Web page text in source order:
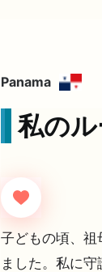
Panama
私の
子どもの頃、
ました。私に